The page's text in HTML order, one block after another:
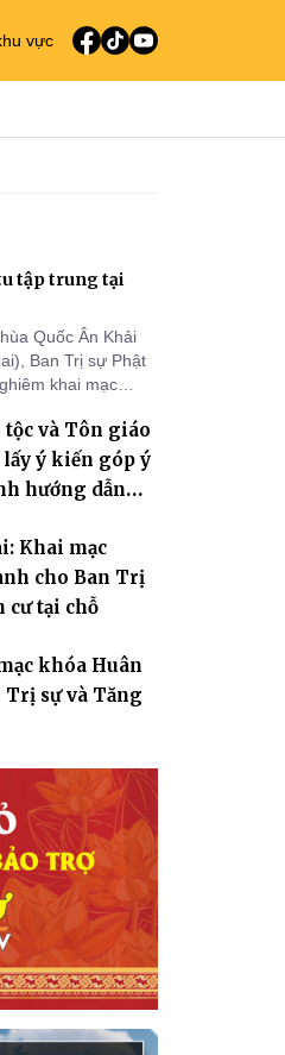
vực
tập trung tại
Quốc Ân Khải
Ban Trị sự Phật
khai mạc
cư tại chỗ khu vực
Tường.
tộc và Tôn giáo
ý kiến góp ý
hướng dẫn
Khai mạc
cho Ban Trị
cư tại chỗ
khóa Huân
Trị sự và Tăng